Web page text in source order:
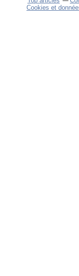
Cookies et